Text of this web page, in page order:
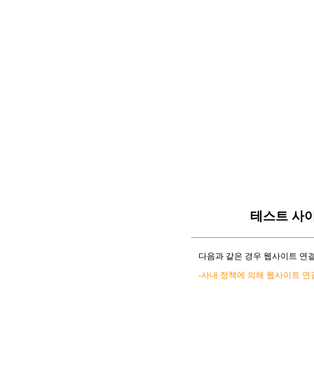
테스트 사
다음과 같은 경우 웹사이트 연
-사내 정책에 의해 웹사이트